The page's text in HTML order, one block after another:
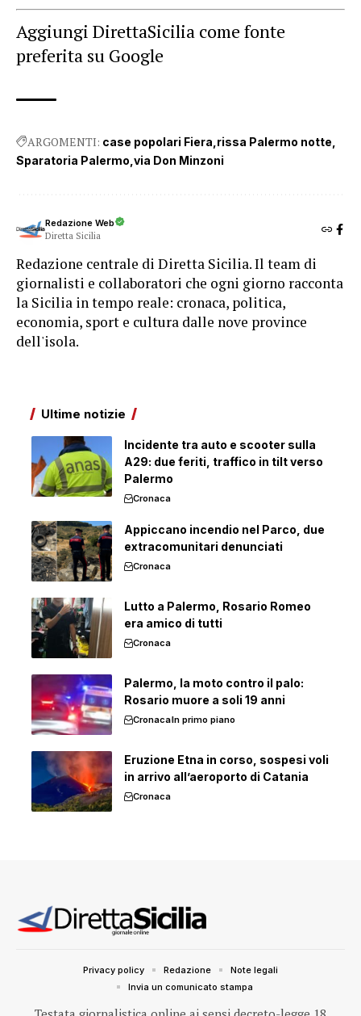
Aggiungi DirettaSicilia come fonte
preferita su Google
ARGOMENTI: case popolari Fiera rissa Palermo notte
Sparatoria Palermo via Don Minzoni
Redazione Web
Diretta Sicilia
Redazione centrale di Diretta Sicilia. Il team di
giornalisti e collaboratori che ogni giorno racconta
la Sicilia in tempo reale: cronaca, politica,
economia, sport e cultura dalle nove province
dell'isola.
Ultime notizie
Incidente tra auto e scooter sulla
A29: due feriti, traffico in tilt verso
Palermo
Cronaca
Appiccano incendio nel Parco, due
extracomunitari denunciati
Cronaca
Lutto a Palermo, Rosario Romeo
era amico di tutti
Cronaca
Palermo, la moto contro il palo:
Rosario muore a soli 19 anni
CronacaIn primo piano
Eruzione Etna in corso, sospesi voli
in arrivo all’aeroporto di Catania
Cronaca
Privacy policy Redazione
Note legali
Invia un comunicato stampa